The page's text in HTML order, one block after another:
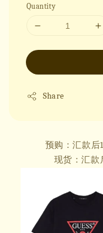
Quantity
Share
预购：汇款后
现货：汇款